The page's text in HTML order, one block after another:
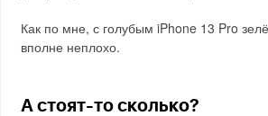
Как по мне, с голубым iPhone 13 Pro
вполне неплохо.
А стоят-то сколько?